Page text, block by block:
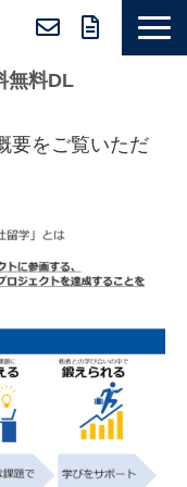
無料DL
要をご覧いただ